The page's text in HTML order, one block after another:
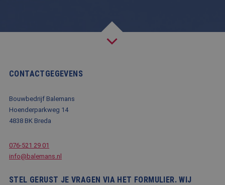
CONTACTGEGEVENS
Bouwbedrijf Balemans
Hoenderparkweg 14
4838 BK Breda
076-521 29 01
info@balemans.nl
STEL GERUST JE VRAGEN VIA HET FORMULIER. WIJ